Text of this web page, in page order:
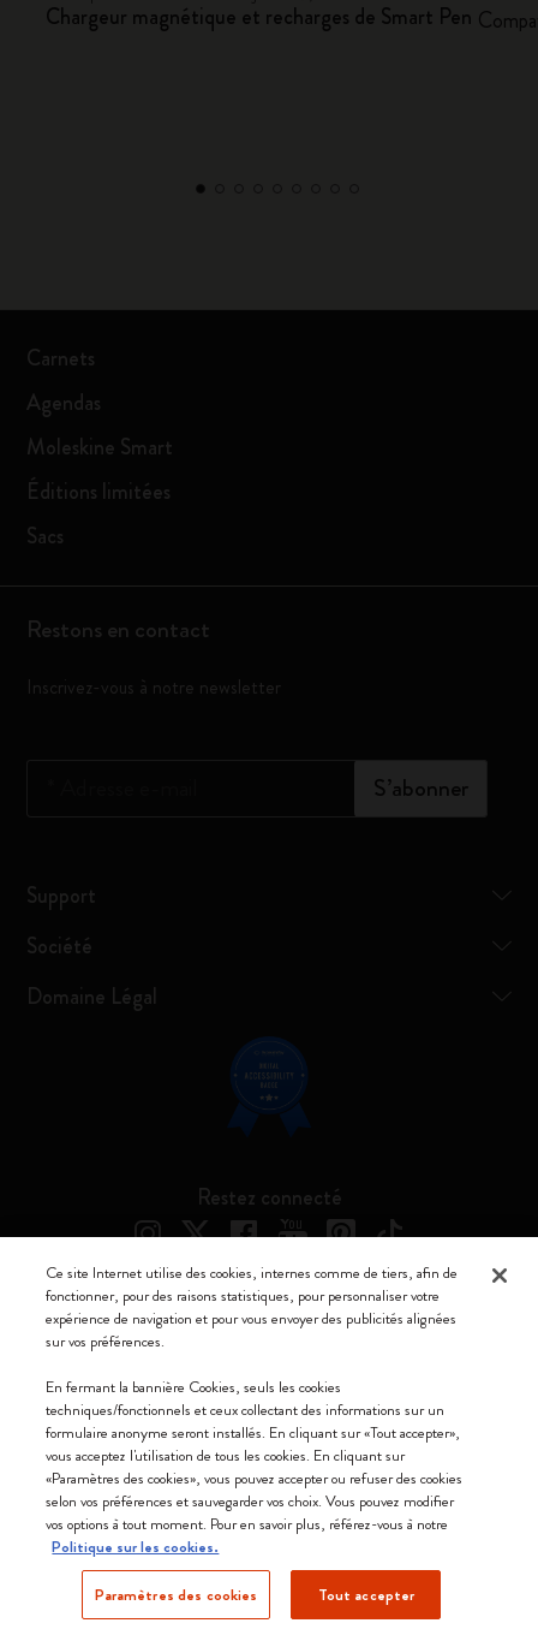
Chargeur magnétique et recharges de Smart Pen
Carnets
Agendas
Moleskine Smart
Éditions limitées
Sacs
Restons en contact
Inscrivez-vous à notre newsletter
S’abonner
Support
Société
Domaine Légal
Restez connecté
France (français)
Nous acceptons
Moleskine ® est une marque enregistrée de Moleskine Srl a socio unico
Italia - P. IVA / CCIAA n. 07234480965 - REA MI 1945400 - Cap.
Soc. €2.181.513,42
Ce site Internet utilise des cookies, internes comme de tiers, afin de
fonctionner, pour des raisons statistiques, pour personnaliser votre
expérience de navigation et pour vous envoyer des publicités alignées
sur vos préférences.
En fermant la bannière Cookies, seuls les cookies
techniques/fonctionnels et ceux collectant des informations sur un
formulaire anonyme seront installés. En cliquant sur «Tout accepter»,
vous acceptez l'utilisation de tous les cookies. En cliquant sur
«Paramètres des cookies», vous pouvez accepter ou refuser des cookies
selon vos préférences et sauvegarder vos choix. Vous pouvez modifier
vos options à tout moment. Pour en savoir plus, référez-vous à notre
Politique sur les cookies.
Paramètres des cookies Tout accepter